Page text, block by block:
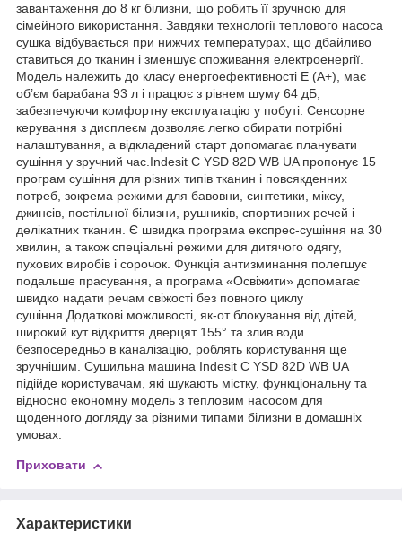
завантаження до 8 кг білизни, що робить її зручною для
сімейного використання. Завдяки технології теплового насоса
сушка відбувається при нижчих температурах, що дбайливо
ставиться до тканин і зменшує споживання електроенергії.
Модель належить до класу енергоефективності E (A+), має
об’єм барабана 93 л і працює з рівнем шуму 64 дБ,
забезпечуючи комфортну експлуатацію у побуті. Сенсорне
керування з дисплеєм дозволяє легко обирати потрібні
налаштування, а відкладений старт допомагає планувати
сушіння у зручний час.Indesit C YSD 82D WB UA пропонує 15
програм сушіння для різних типів тканин і повсякденних
потреб, зокрема режими для бавовни, синтетики, міксу,
джинсів, постільної білизни, рушників, спортивних речей і
делікатних тканин. Є швидка програма експрес-сушіння на 30
хвилин, а також спеціальні режими для дитячого одягу,
пухових виробів і сорочок. Функція антизминання полегшує
подальше прасування, а програма «Освіжити» допомагає
швидко надати речам свіжості без повного циклу
сушіння.Додаткові можливості, як-от блокування від дітей,
широкий кут відкриття дверцят 155° та злив води
безпосередньо в каналізацію, роблять користування ще
зручнішим. Сушильна машина Indesit C YSD 82D WB UA
підійде користувачам, які шукають містку, функціональну та
відносно економну модель з тепловим насосом для
щоденного догляду за різними типами білизни в домашніх
умовах.
Приховати
Характеристики